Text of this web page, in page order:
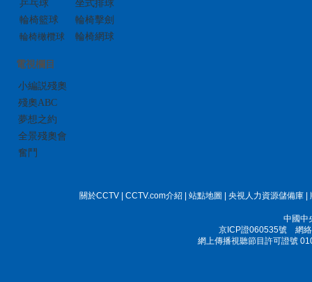
乒乓球
坐式排球
輪椅籃球
輪椅擊劍
輪椅橄欖球
輪椅網球
電視欄目
小編説殘奧
殘奧ABC
夢想之約
全景殘奧會
奮鬥
關於CCTV |CCTV.com介紹 |站點地圖 |央視人力資源儲備庫 |
中國中
京ICP證060535號 網絡
網上傳播視聽節目許可證號